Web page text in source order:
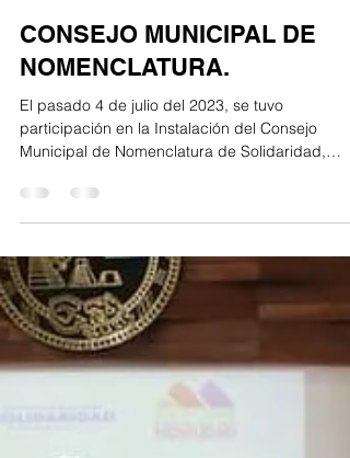
CARM
participación en la Instalación del Consejo
Municipal de Nomenclatura de Solidaridad,
Quintana...